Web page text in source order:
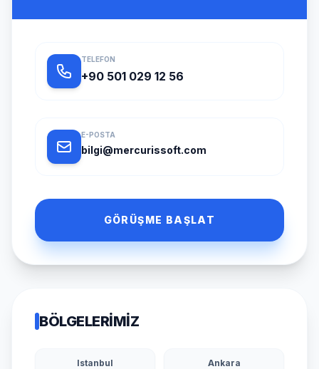
TELEFON
+90 501 029 12 56
E-POSTA
bilgi@mercurissoft.com
GÖRÜŞME BAŞLAT
BÖLGELERIMIZ
Istanbul Ankara